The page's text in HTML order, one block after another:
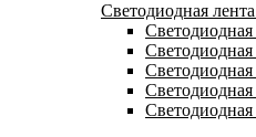
Светодиодная